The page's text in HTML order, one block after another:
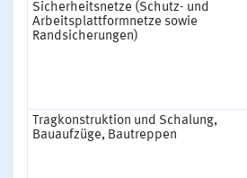
Sicherheitsnetze (Schutz- und
Arbeitsplattformnetze sowie
Randsicherungen)
Tragkonstruktion und Schalung,
Bauaufzüge, Bautreppen